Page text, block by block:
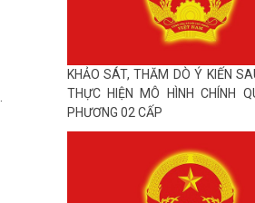
KHẢO SÁT, THĂM DÒ Ý KIẾN
THỰC HIỆN MÔ HÌNH CHÍNH
PHƯƠNG 02 CẤP